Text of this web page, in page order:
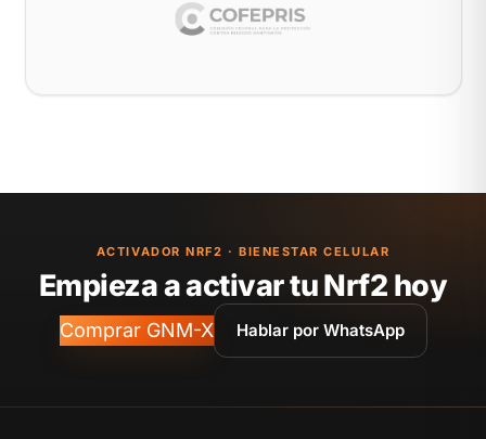
ACTIVADOR NRF2 · BIENESTAR CELULAR
Empieza a activar tu Nrf2 hoy
Comprar GNM-X Hablar por WhatsApp